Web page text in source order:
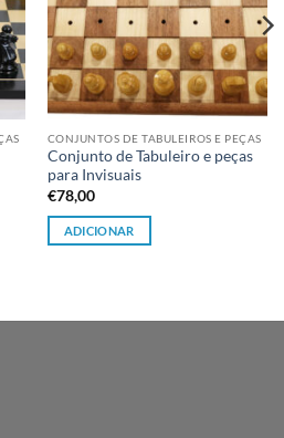
CONJUNTOS DE TABULEIROS E PEÇAS
Conjunto de Tabuleiro e peças
para Invisuais
€78,00
ADICIONAR